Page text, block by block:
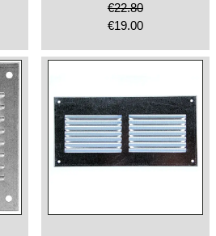
€22.80
€19.00